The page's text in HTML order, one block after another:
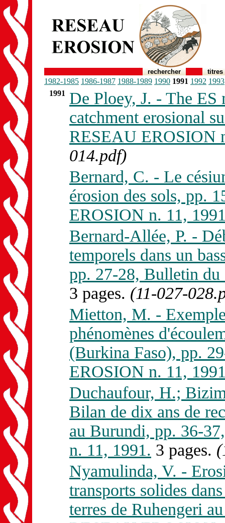
rechercher titres
1982-1985 1986-1987 1988-1989 1990 1991 1992 1993
1991
De Ploey, J. - The
catchment erosional
RESEAU EROSION
014.pdf)
Bernard, C. - Le
érosion des sols, pp.
EROSION n. 11,
Bernard-Allée, P. -
temporels dans un
pp. 27-28, Bulletin
3 pages. (11-027-
Mietton, M. -
phénomènes
(Burkina Faso), pp.
EROSION n. 11,
Duchaufour, H.;
Bilan de dix ans de
au Burundi, pp. 36-
n. 11, 1991. 3 pages.
Nyamulinda, V. -
transports solides
terres de Ruhengeri